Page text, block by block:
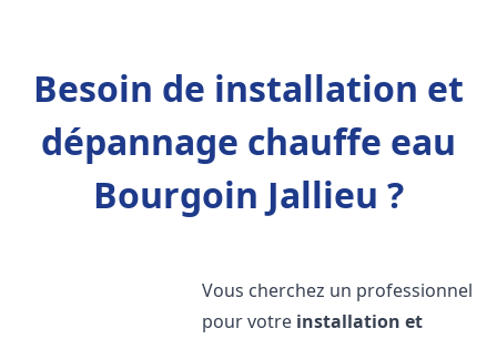
Besoin de installation et
dépannage chauffe eau
Bourgoin Jallieu ?
Vous cherchez un professionnel
pour votre installation et